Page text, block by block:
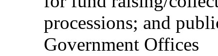
processions; and
Government Offices